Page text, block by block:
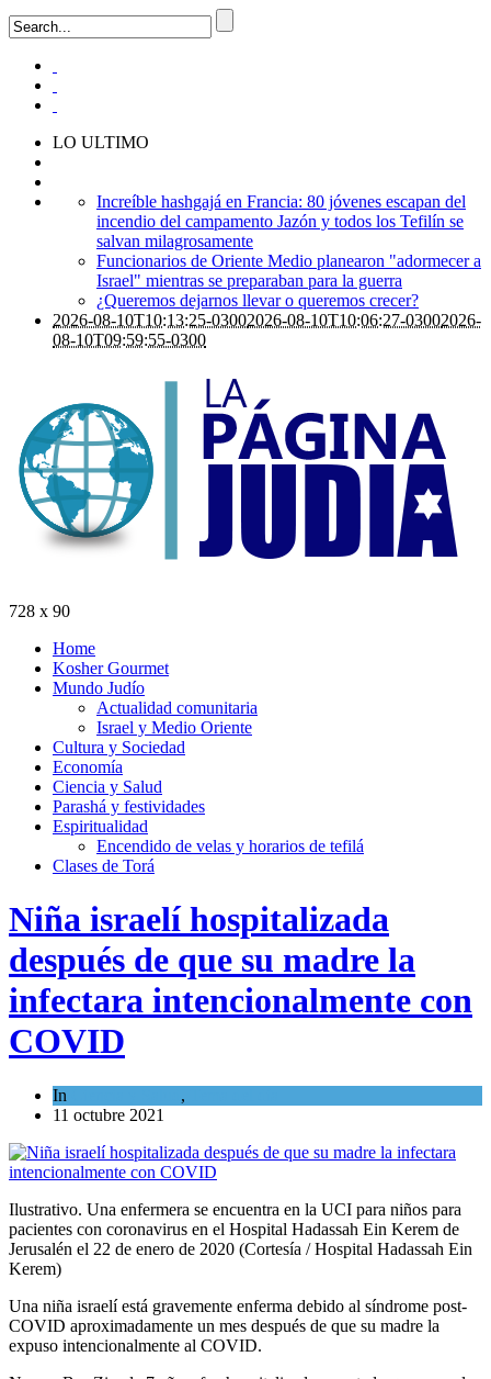
LO ULTIMO
Increíble hashgajá en Francia: 80 jóvenes escapan del
incendio del campamento Jazón y todos los Tefilín se
salvan milagrosamente
Funcionarios de Oriente Medio planearon "adormecer a
Israel" mientras se preparaban para la guerra
¿Queremos dejarnos llevar o queremos crecer?
2026-08-10T10:13:25-03002026-08-10T10:06:27-03002026-
08-10T09:59:55-0300
728 x 90
Home
Kosher Gourmet
Mundo Judío
Actualidad comunitaria
Israel y Medio Oriente
Cultura y Sociedad
Economía
Ciencia y Salud
Parashá y festividades
Espiritualidad
Encendido de velas y horarios de tefilá
Clases de Torá
Niña israelí hospitalizada
después de que su madre la
infectara intencionalmente con
COVID
In ,
11 octubre 2021
Ilustrativo. Una enfermera se encuentra en la UCI para niños para
pacientes con coronavirus en el Hospital Hadassah Ein Kerem de
Jerusalén el 22 de enero de 2020 (Cortesía / Hospital Hadassah Ein
Kerem)
Una niña israelí está gravemente enferma debido al síndrome post-
COVID aproximadamente un mes después de que su madre la
expuso intencionalmente al COVID.